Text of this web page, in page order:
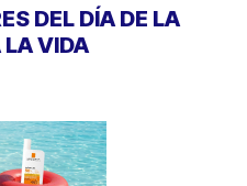
DEL DÍA DE LA
LA VIDA